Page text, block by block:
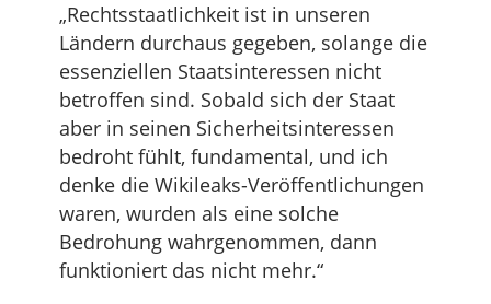
„Rechtsstaatlichkeit ist in unseren
Ländern durchaus gegeben, solange die
essenziellen Staatsinteressen nicht
betroffen sind. Sobald sich der Staat
aber in seinen Sicherheitsinteressen
bedroht fühlt, fundamental, und ich
denke die Wikileaks-Veröffentlichungen
waren, wurden als eine solche
Bedrohung wahrgenommen, dann
funktioniert das nicht mehr.“